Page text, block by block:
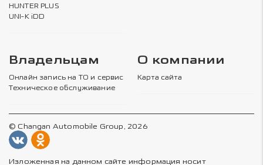
HUNTER PLUS
UNI-K iDD
Владельцам
Онлайн запись на ТО и сервис
Техническое обслуживание
О компании
Карта сайта
© Changan Automobile Group, 2026
Изложенная на данном сайте информация носит